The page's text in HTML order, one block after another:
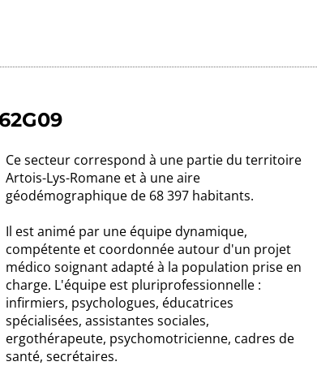
Ce secteur correspond à une partie du territoire
Artois-Lys-Romane et à une aire
géodémographique de 68 397 habitants.
Il est animé par une équipe dynamique,
compétente et coordonnée autour d'un projet
médico soignant adapté à la population prise en
charge. L'équipe est pluriprofessionnelle :
infirmiers, psychologues, éducatrices
spécialisées, assistantes sociales,
ergothérapeute, psychomotricienne, cadres de
santé, secrétaires.